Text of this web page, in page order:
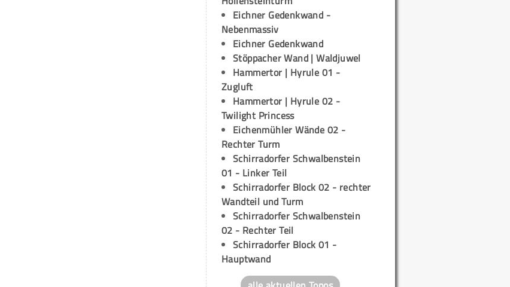
Eichner Gedenkwand -
Nebenmassiv
Eichner Gedenkwand
Stöppacher Wand | Waldjuwel
Hammertor | Hyrule 01 -
Zugluft
Hammertor | Hyrule 02 -
Twilight Princess
Eichenmühler Wände 02 -
Rechter Turm
Schirradorfer Schwalbenstein
01 - Linker Teil
Schirradorfer Block 02 - rechter
Wandteil und Turm
Schirradorfer Schwalbenstein
02 - Rechter Teil
Schirradorfer Block 01 -
Hauptwand